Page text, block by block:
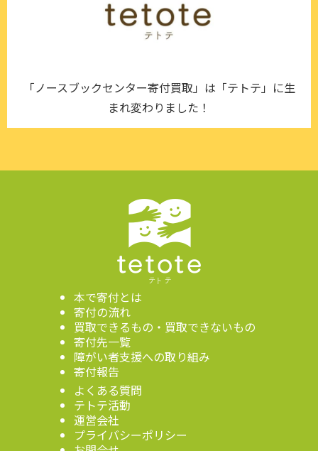
「ノースブックセンター寄付買取」は「テトテ」に生
まれ変わりました！
本で寄付とは
寄付の流れ
買取できるもの・買取できないもの
寄付先一覧
障がい者支援への取り組み
寄付報告
よくある質問
テトテ活動
運営会社
プライバシーポリシー